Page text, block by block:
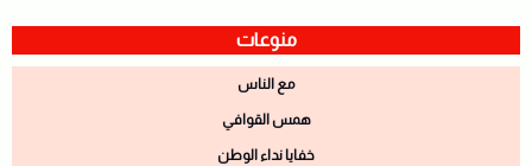
منوعات
مع الناس
همس القوافي
خفايا نداء الوطن